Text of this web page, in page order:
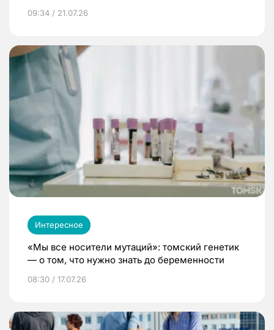
09:34 / 21.07.26
Интересное
«Мы все носители мутаций»: томский генетик
— о том, что нужно знать до беременности
08:30 / 17.07.26